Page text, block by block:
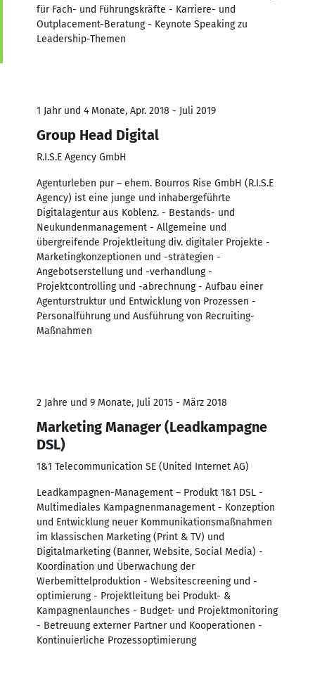
für Fach- und Führungskräfte - Karriere- und
Outplacement-Beratung - Keynote Speaking zu
Leadership-Themen
1 Jahr und 4 Monate, Apr. 2018 - Juli 2019
Group Head Digital
R.I.S.E Agency GmbH
Agenturleben pur – ehem. Bourros Rise GmbH (R.I.S.E
Agency) ist eine junge und inhabergeführte
Digitalagentur aus Koblenz. - Bestands- und
Neukundenmanagement - Allgemeine und
übergreifende Projektleitung div. digitaler Projekte -
Marketingkonzeptionen und -strategien -
Angebotserstellung und -verhandlung -
Projektcontrolling und -abrechnung - Aufbau einer
Agenturstruktur und Entwicklung von Prozessen -
Personalführung und Ausführung von Recruiting-
Maßnahmen
2 Jahre und 9 Monate, Juli 2015 - März 2018
Marketing Manager (Leadkampagne
DSL)
1&1 Telecommunication SE (United Internet AG)
Leadkampagnen-Management – Produkt 1&1 DSL -
Multimediales Kampagnenmanagement - Konzeption
und Entwicklung neuer Kommunikationsmaßnahmen
im klassischen Marketing (Print & TV) und
Digitalmarketing (Banner, Website, Social Media) -
Koordination und Überwachung der
Werbemittelproduktion - Websitescreening und -
optimierung - Projektleitung bei Produkt- &
Kampagnenlaunches - Budget- und Projektmonitoring
- Betreuung externer Partner und Kooperationen -
Kontinuierliche Prozessoptimierung